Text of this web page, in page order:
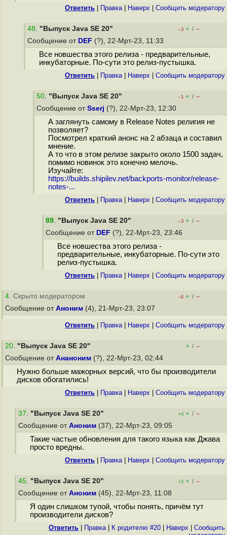
Ответить Правка| Наверх Cообщить модератору
48. "Выпуск Java SE 20" –3 + / –
Сообщение от DEF (?), 22-Мрт-23, 11:33
Все новшества этого релиза - предварительные,
инкубаторные. По-сути это релиз-пустышка.
Ответить Правка| Наверх Cообщить модератору
50. "Выпуск Java SE 20" –1 + / –
Сообщение от Sserj (?), 22-Мрт-23, 12:30
А заглянуть самому в Release Notes религия не
позволяет?
Посмотрел краткий анонс на 2 абзаца и составил
мнение.
А то что в этом релизе закрыто около 1500 задач,
помимо новинок это конечно мелочь.
Изучайте:
https://builds.shipilev.net/backports-monitor/release-
notes-...
Ответить Правка| Наверх Cообщить модератору
89. "Выпуск Java SE 20" –3 + / –
Сообщение от DEF (?), 22-Мрт-23, 23:46
Все новшества этого релиза -
предварительные, инкубаторные. По-сути это
релиз-пустышка.
Ответить Правка| Наверх Cообщить модератору
4. Скрыто модератором –6 + / –
Сообщение от Аноним (4), 21-Мрт-23, 23:07
Ответить Правка| Наверх Cообщить модератору
20. "Выпуск Java SE 20" + / –
Сообщение от Ананоним (?), 22-Мрт-23, 02:44
Нужно больше мажорных версий, что бы производители
дисков обогатились!
Ответить Правка| Наверх Cообщить модератору
37. "Выпуск Java SE 20" +4 + / –
Сообщение от Аноним (37), 22-Мрт-23, 09:05
Такие частые обновления для такого языка как Джава
просто вредны.
Ответить Правка| Наверх Cообщить модератору
45. "Выпуск Java SE 20" +2 + / –
Сообщение от Аноним (45), 22-Мрт-23, 11:08
Я один слишком тупой, чтобы понять, причём тут
производители дисков?
Ответить Правка| К родителю #20 Наверх
Cообщить